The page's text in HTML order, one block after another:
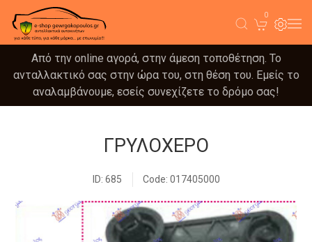
0
Από την online αγορά, στην άμεση τοποθέτηση. Το
ανταλλακτικό σας στην ώρα του, στη θέση του. Εμείς το
αναλαμβάνουμε, εσείς συνεχίζετε το δρόμο σας!
ΓΡΥΛΟΧΕΡΟ
ID: 685 Code: 017405000